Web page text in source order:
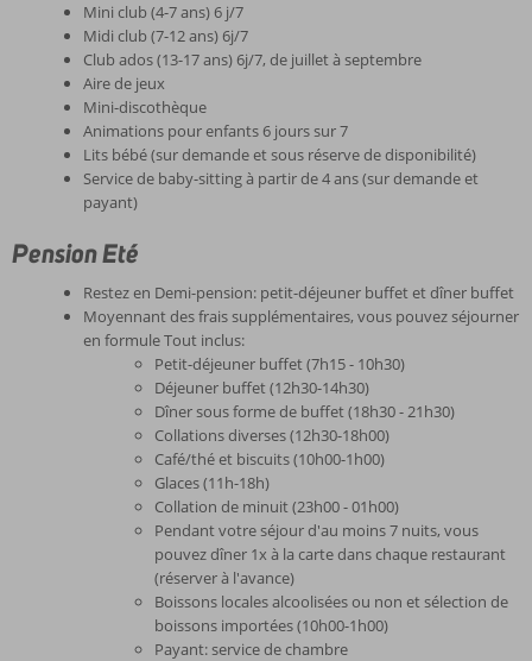
Mini club (4-7 ans) 6 j/7
Midi club (7-12 ans) 6j/7
Club ados (13-17 ans) 6j/7, de juillet à septembre
Aire de jeux
Mini-discothèque
Animations pour enfants 6 jours sur 7
Lits bébé (sur demande et sous réserve de disponibilité)
Service de baby-sitting à partir de 4 ans (sur demande et
payant)
Pension Eté
Restez en Demi-pension: petit-déjeuner buffet et dîner buffet
Moyennant des frais supplémentaires, vous pouvez séjourner
en formule Tout inclus:
Petit-déjeuner buffet (7h15 - 10h30)
Déjeuner buffet (12h30-14h30)
Dîner sous forme de buffet (18h30 - 21h30)
Collations diverses (12h30-18h00)
Café/thé et biscuits (10h00-1h00)
Glaces (11h-18h)
Collation de minuit (23h00 - 01h00)
Pendant votre séjour d'au moins 7 nuits, vous
pouvez dîner 1x à la carte dans chaque restaurant
(réserver à l'avance)
Boissons locales alcoolisées ou non et sélection de
boissons importées (10h00-1h00)
Payant: service de chambre